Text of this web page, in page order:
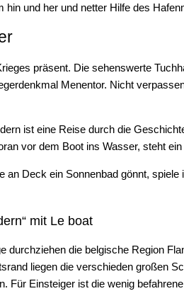
hin und her und netter Hilfe des
präsent. Die sehenswerte
Menentor. Nicht
ist eine Reise durch die
vor dem Boot ins Wasser, steht
an Deck ein Sonnenbad gönnt,
mit Le boat
durchziehen die belgische Region
liegen die verschieden großen
Für Einsteiger ist die wenig